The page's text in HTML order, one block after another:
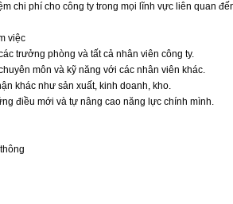
chi phí cho công ty trong mọi lĩnh vực liên quan
việc
trưởng phòng và tất cả nhân viên công ty.
môn và kỹ năng với các nhân viên khác.
khác như sản xuất, kinh doanh, kho.
điều mới và tự nâng cao năng lực chính mình.